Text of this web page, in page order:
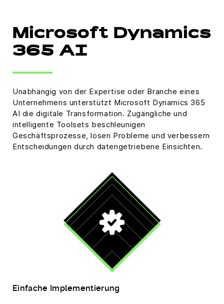
Microsoft Dynamics
365 AI
Unabhängig von der Expertise oder Branche eines
Unternehmens unterstützt Microsoft Dynamics 365
AI die digitale Transformation. Zugängliche und
intelligente Toolsets beschleunigen
Geschäftsprozesse, lösen Probleme und verbessern
Entscheidungen durch datengetriebene Einsichten.
Einfache Implementierung